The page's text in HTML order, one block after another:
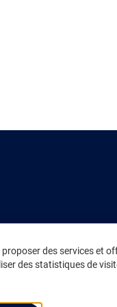
des services et
des statistiques de